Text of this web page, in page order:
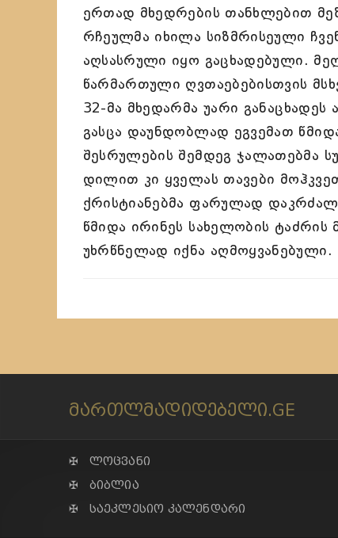
ერთად მხედრების თანხლებით
რჩეულმა იხილა სიზმრისეული
აღსასრული იყო გაცხადებული.
წარმართული ღვთაებებისთვის
32-მა მხედარმა უარი
გასცა დაუნდობლად ეგვემათ
შესრულების შემდეგ ჯალათებმა
დილით კი ყველას თავები
ქრისტიანებმა ფარულად
წმიდა ირინეს სახელობის
უხრწნელად იქნა აღმოყვანებული.
მართლმადიდებელი.GE
✠ ლოცვანი
✠ ბიბლია
✠ საეკლესიო კალენდარი